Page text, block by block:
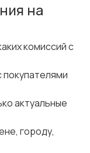
на
комиссий с
актуальные
городу,